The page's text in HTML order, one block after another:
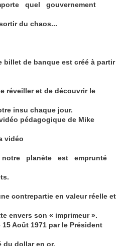
quel gouvernement
du chaos...
billet de banque est créé à partir
réveiller et de découvrir le
insu chaque jour.
pédagogique de Mike
vidéo
planète est emprunté
contrepartie en valeur réelle et
envers son « imprimeur ».
Août 1971 par le Président
dollar en or.